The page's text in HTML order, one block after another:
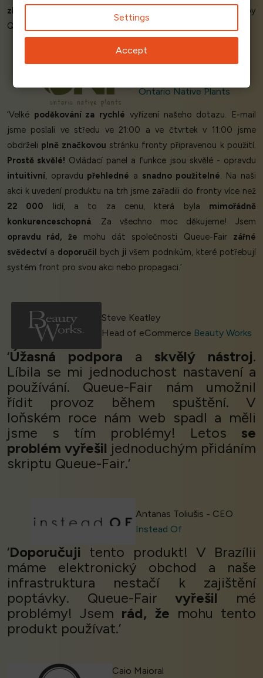
zkušenost!
nám poskytování služby
Queue-Fair poskytlo.’
Ontario Native Plants
‘Velké poděkování za rychlé vyřízení našeho dotazu. E-mail
jsme poslali ve středu ve 21:00 a ve čtvrtek v 11:00 jsme
obdrželi plně značkovou stránku fronty připravenou k použití.
Prostě skvělé! Ovládací panel a funkce jsou skvělé - opravdu
intuitivní, opravdu přehledné a snadno použitelné. Na naši
akci k uvedení produktu na trh jsme zařadili do fronty více než
22 000 lidí, a to za cenu, která byla mimořádně
konkurenceschopná. Za všechno moc děkujeme! Jsem
opravdu rád, že mohu dát společnosti Queue-Fair zářné
svědectví a doporučil bych ji všem podnikům, které potřebují
systém front pro svou akci nebo propagaci.’
Steve Keatley
Head of eCommerce Beauty Works
‘Úžasná podpora a skvělý nástroj.
Líbila se mi jednoduchost nastavení a
používání. Queue-Fair nám umožnil
řídit provoz během spuštění. V
loňském roce nám web spadl a měli
jsme s tím problémy! Letos se
problém vyřešil jednoduchým přidáním
skriptu Queue-Fair.’
Antanas Toliušis - CEO
Instead Of
‘Doporučuji tento produkt! V Brazílii
máme elektronický obchod a naše
infrastruktura nestačí k zajištění
poptávky. Queue-Fairvyřešil mé
problémy! Jsem rád, že mohu tento
produkt používat.’
Caio Maioral
Settings
Accept